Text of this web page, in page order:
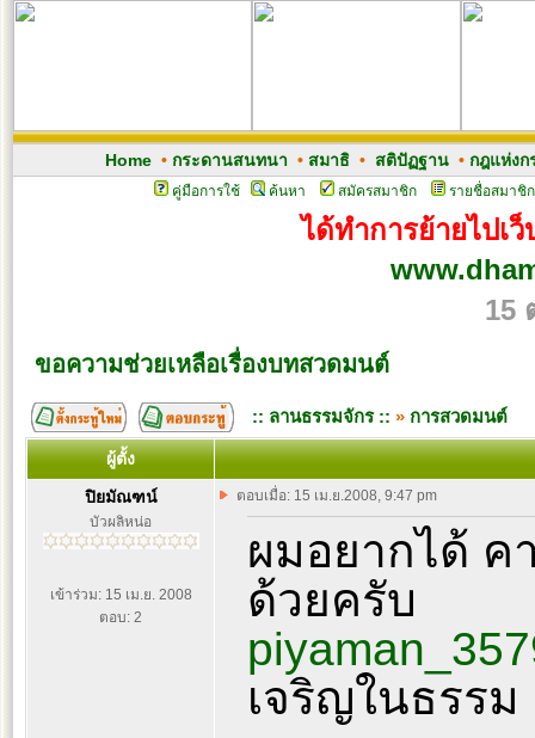
Home• กระดานสนทนา • สมาธิ• สติปัฏฐาน• กฎแห่งก
คู่มือการใช้ ค้นหา สมัครสมาชิก รายชื่อสมาชิก
ได้ทำการย้ายไปเ
15
ขอความช่วยเหลือเรื่องบทสวดมนต์
:: ลานธรรมจักร :: » การสวดมนต์
ผู้ตั้ง
ปิยมัณฑน์
บัวผลิหน่อ
เข้าร่วม: 15 เม.ย. 2008
ตอบ: 2
ตอบเมื่อ: 15 เม.ย.2008, 9:47 pm
ผมอยากได้ ค
ด้วยครับ
เจริญในธรร